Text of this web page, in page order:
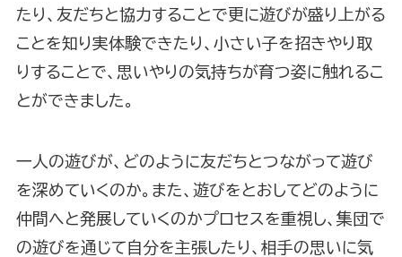
たり、友だちと協力することで更に遊びが盛り上がる
ことを知り実体験できたり、小さい子を招きやり取
りすることで、思いやりの気持ちが育つ姿に触れるこ
とができました。
一人の遊びが、どのように友だちとつながって遊び
を深めていくのか。また、遊びをとおしてどのように
仲間へと発展していくのかプロセスを重視し、集団で
の遊びを通じて自分を主張したり、相手の思いに気